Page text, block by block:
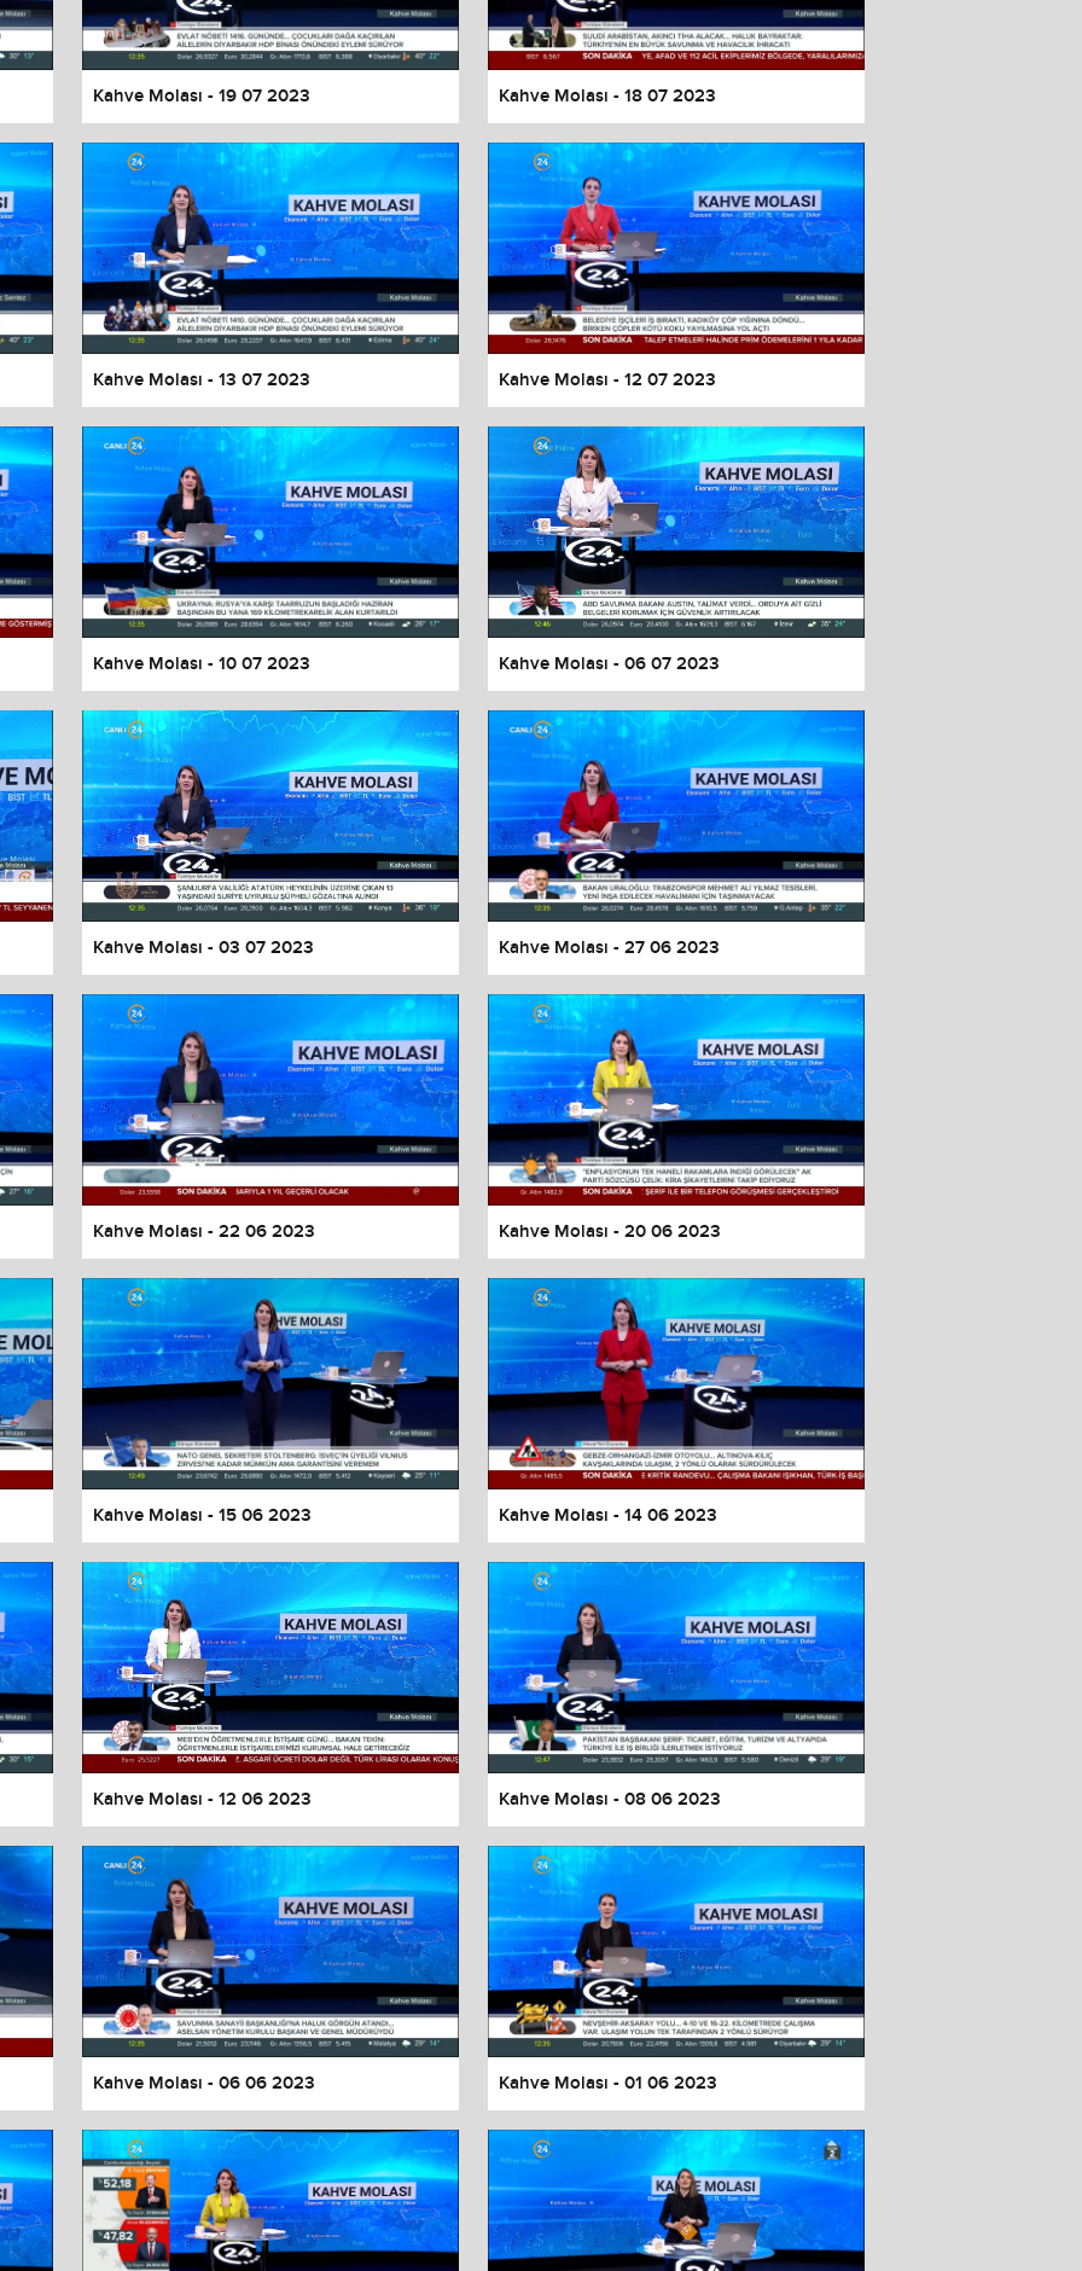
Done
Kahve Molası - 19 07 2023 Kahve Molası - 18 07 2023
Kahve Molası - 13 07 2023 Kahve Molası - 12 07 2023
Kahve Molası - 10 07 2023 Kahve Molası - 06 07 2023
Kahve Molası - 03 07 2023 Kahve Molası - 27 06 2023
Kahve Molası - 22 06 2023 Kahve Molası - 20 06 2023
Kahve Molası - 15 06 2023 Kahve Molası - 14 06 2023
Kahve Molası - 12 06 2023 Kahve Molası - 08 06 2023
Kahve Molası - 06 06 2023 Kahve Molası - 01 06 2023